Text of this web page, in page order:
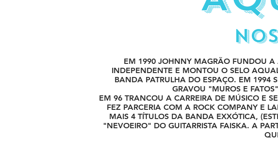
EM 1990 JOHNNY MAGRÃO FUNDOU
INDEPENDENTE E MONTOU O SELO
BANDA PATRULHA DO ESPAÇO. EM 1994
GRAVOU "MUROS E
EM 96 TRANCOU A CARREIRA DE MÚSICO E
FEZ PARCERIA COM A ROCK COMPANY E
MAIS 4 TÍTULOS DA BANDA EXXÓTICA,
"NEVOEIRO" DO GUITARRISTA FAISKA. A